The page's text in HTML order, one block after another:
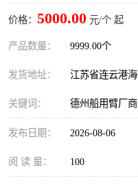
价格： 5000.00 元/个 起
产品数量： 9999.00个
发货地址： 江苏省连云港
关键词： 德州船用臂厂商
发布日期： 2026-08-06
阅 读 量： 100